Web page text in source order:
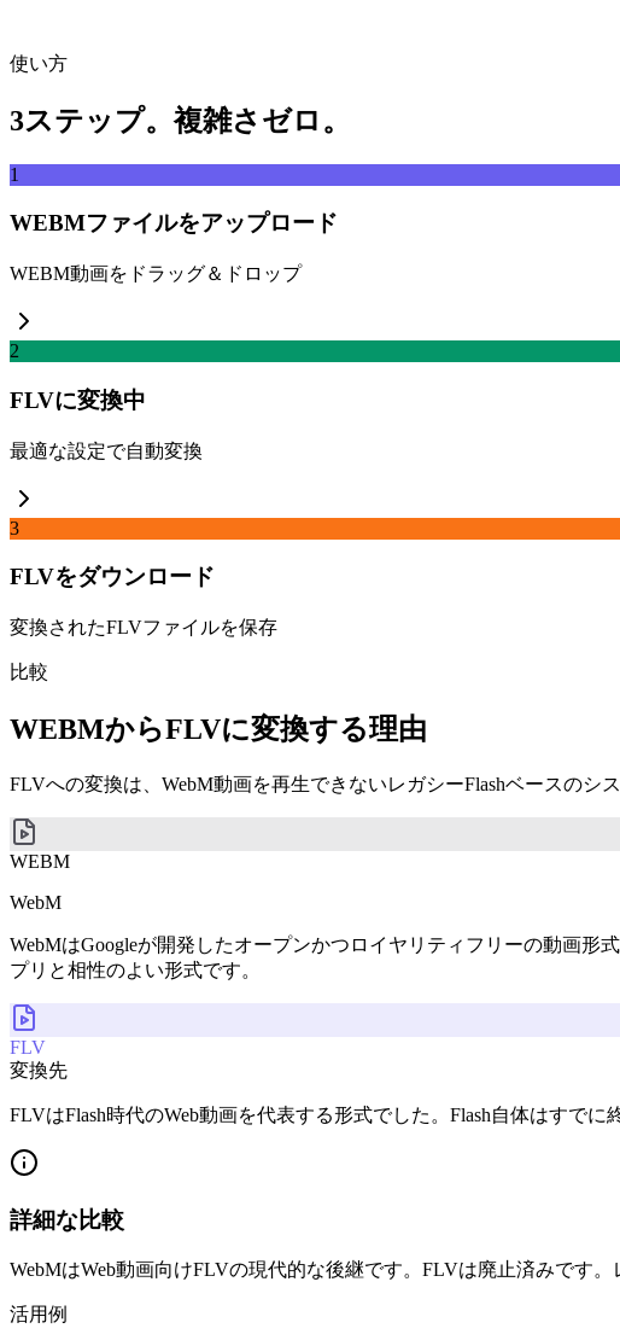
使い方
3ステップ。複雑さゼロ。
1
WEBMファイルをアップロード
WEBM動画をドラッグ＆ドロップ
2
FLVに変換中
最適な設定で自動変換
3
FLVをダウンロード
変換されたFLVファイルを保存
比較
WEBMからFLVに変換する理由
FLVへの変換は、WebM動画を再生できないレガシーFlashベースのシ
WEBM
WebM
WebMはGoogleが開発したオープンかつロイヤリティフリーの動画形
プリと相性のよい形式です。
FLV
変換先
FLVはFlash時代のWeb動画を代表する形式でした。Flash自体はすで
詳細な比較
WebMはWeb動画向けFLVの現代的な後継です。FLVは廃止済みです
活用例